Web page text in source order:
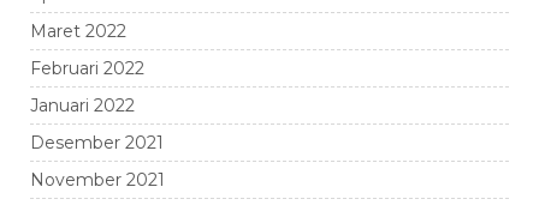
Maret 2022
Februari 2022
Januari 2022
Desember 2021
November 2021